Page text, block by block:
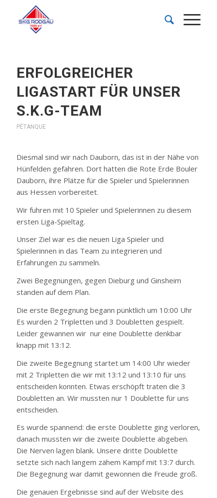
ERFOLGREICHER
LIGASTART FÜR UNSER
S.K.G-TEAM
PÉTANQUE
Diesmal sind wir nach Dauborn, das ist in der Nähe von
Hünfelden gefahren. Dort hatten die Rote Erde Bouler
Dauborn, ihre Plätze für die Spieler und Spielerinnen
aus Hessen vorbereitet.
Wir fuhren mit 10 Spieler und Spielerinnen zu diesem
ersten Liga-Spieltag.
Unser Ziel war es die neuen Liga Spieler und
Spielerinnen in das Team zu integrieren und
Erfahrungen zu sammeln.
Zwei Begegnungen, gegen Dieburg und Ginsheim
standen auf dem Plan.
Die erste Begegnung begann pünktlich um 10:00 Uhr
Es wurden 2 Tripletten und 3 Doubletten gespielt.
Leider gewannen wir nur eine Doublette denkbar
knapp mit 13:12.
Die zweite Begegnung startet um 14:00 Uhr wieder
mit 2 Tripletten die wir mit 13:12 und 13:10 für uns
entscheiden konnten. Etwas erschöpft traten die 3
Doubletten an. Wir mussten nur 1 Doublette für uns
entscheiden.
Es wurde spannend: die erste Doublette ging verloren,
danach mussten wir die zweite Doublette abgeben.
Die Nerven lagen blank. Unsere dritte Doublette
setzte sich nach langem zähem Kampf mit 13:7 durch.
Die Begegnung war damit gewonnen die Freude groß.
Die genauen Ergebnisse sind auf der Website des